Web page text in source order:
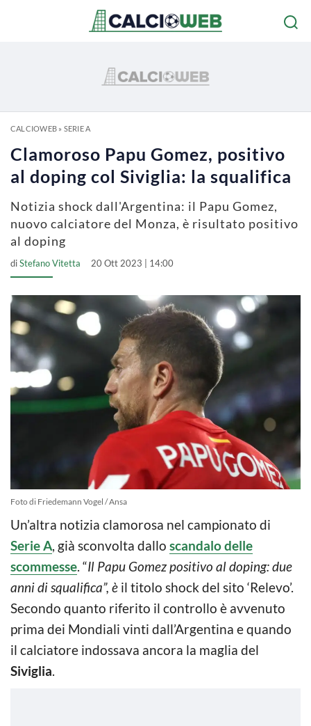
CALCIOWEB» SERIE A
Clamoroso Papu Gomez, positivo
al doping col Siviglia: la squalifica
Notizia shock dall'Argentina: il Papu Gomez,
nuovo calciatore del Monza, è risultato positivo
al doping
diStefano Vitetta 20 Ott 2023 | 14:00
Foto di Friedemann Vogel / Ansa
Un’altra notizia clamorosa nel campionato di
Serie A, già sconvolta dallo scandalo delle
scommesse. “Il Papu Gomez positivo al doping: due
anni di squalifica”, è il titolo shock del sito ‘Relevo’.
Secondo quanto riferito il controllo è avvenuto
prima dei Mondiali vinti dall’Argentina e quando
il calciatore indossava ancora la maglia del
Siviglia.